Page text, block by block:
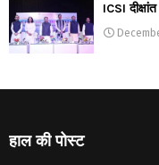
ICSI
हाल की पोस्ट